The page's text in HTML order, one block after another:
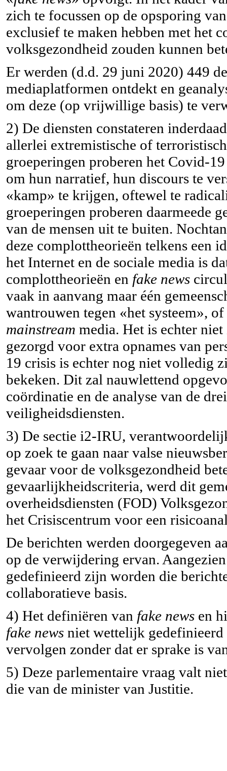
zich te focussen op de opsporing
exclusief te maken hebben met het
volksgezondheid zouden kunnen
Er werden (d.d. 29 juni 2020) 449
mediaplatformen ontdekt en
om deze (op vrijwillige basis) te
2) De diensten constateren
allerlei extremistische of
groeperingen proberen het Covid-
om hun narratief, hun discours te
«kamp» te krijgen, oftewel te
groeperingen proberen daarmeede
van de mensen uit te buiten.
deze complottheorieën telkens een
het Internet en de sociale media is
complottheorieën en fake news
vaak in aanvang maar één
wantrouwen tegen «het systeem»,
mainstream media. Het is echter
gezorgd voor extra opnames van
19 crisis is echter nog niet volledig
bekeken. Dit zal nauwlettend
coördinatie en de analyse van de
veiligheidsdiensten.
3) De sectie i2-IRU,
op zoek te gaan naar valse
gevaar voor de volksgezondheid
gevaarlijkheidscriteria, werd dit
overheidsdiensten (FOD)
het Crisiscentrum voor een
De berichten werden doorgegeven
op de verwijdering ervan.
gedefinieerd zijn worden die
collaboratieve basis.
4) Het definiëren van fake news en
fake news niet wettelijk
vervolgen zonder dat er sprake is
5) Deze parlementaire vraag valt
die van de minister van Justitie.